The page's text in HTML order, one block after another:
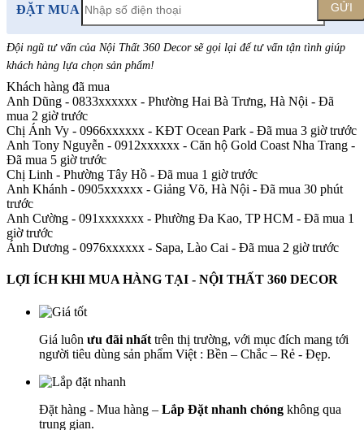
ĐẶT MUA GỬI
Đội ngũ tư vấn của Nội Thất 360 Decor sẽ gọi lại để tư vấn tận tình giúp
khách hàng lựa chọn sản phẩm!
Khách hàng đã mua
Anh Dũng - 0833xxxxxx - Phường Hai Bà Trưng, Hà Nội - Đã
mua 2 giờ trước
Chị Ánh Vy - 0966xxxxxx - KĐT Ocean Park - Đã mua 3 giờ trước
Anh Tony Nguyễn - 0912xxxxxx - Căn hộ Gold Coast Nha Trang -
Đã mua 5 giờ trước
Chị Linh - Phường Tây Hồ - Đã mua 1 giờ trước
Anh Khánh - 0905xxxxxx - Giảng Võ, Hà Nội - Đã mua 30 phút
trước
Anh Cường - 091xxxxxxx - Phường Đa Kao, TP HCM - Đã mua 1
giờ trước
Ánh Dương - 0976xxxxxx - Sapa, Lào Cai - Đã mua 2 giờ trước
LỢI ÍCH KHI MUA HÀNG TẠI - NỘI THẤT 360 DECOR
Giá luôn ưu đãi nhất trên thị trường, với mục đích mang tới
người tiêu dùng sản phẩm Việt : Bền – Chắc – Rẻ - Đẹp.
Đặt hàng - Mua hàng – Lắp Đặt nhanh chóng không qua
trung gian.